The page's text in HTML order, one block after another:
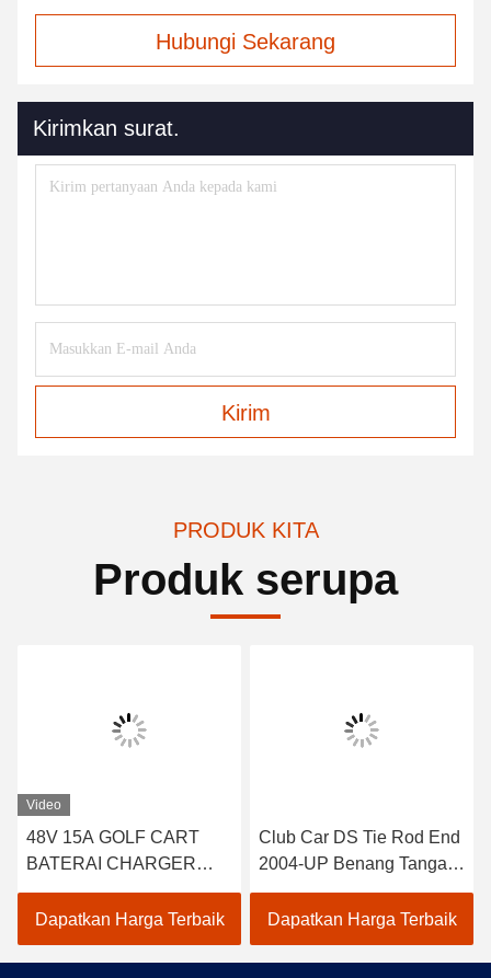
Hubungi Sekarang
Kirimkan surat.
Kirim
PRODUK KITA
Produk serupa
Video
48V 15A GOLF CART
BATERAI CHARGER
UNTUK CLUB MOBIL
EZGO YAMAHA BUGGY
US BATERAI TROJAN
CROWN 48 VOLT
Dapatkan Harga Terbaik
Club Car DS Tie Rod End
2004-UP Benang Tangan
Kanan 2 pcs 102022601 /
102288301
Dapatkan Harga Terbaik